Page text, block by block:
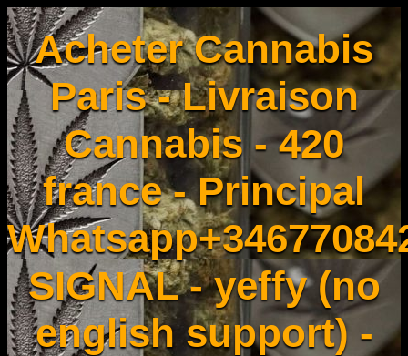
Acheter Cannabis
Paris - Livraison
Cannabis - 420
france - Principal
SIGNAL - yeffy (no
english support) -